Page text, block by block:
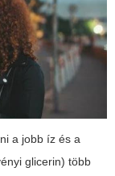
a jobb íz és a
glicerin) több